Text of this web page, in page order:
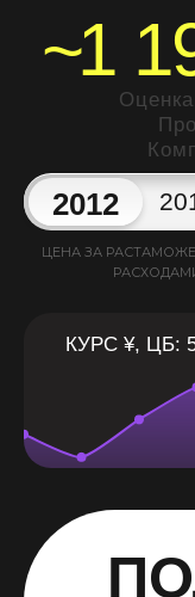
~1
2012
ЦЕНА ЗА
КУРС ¥, ЦБ: